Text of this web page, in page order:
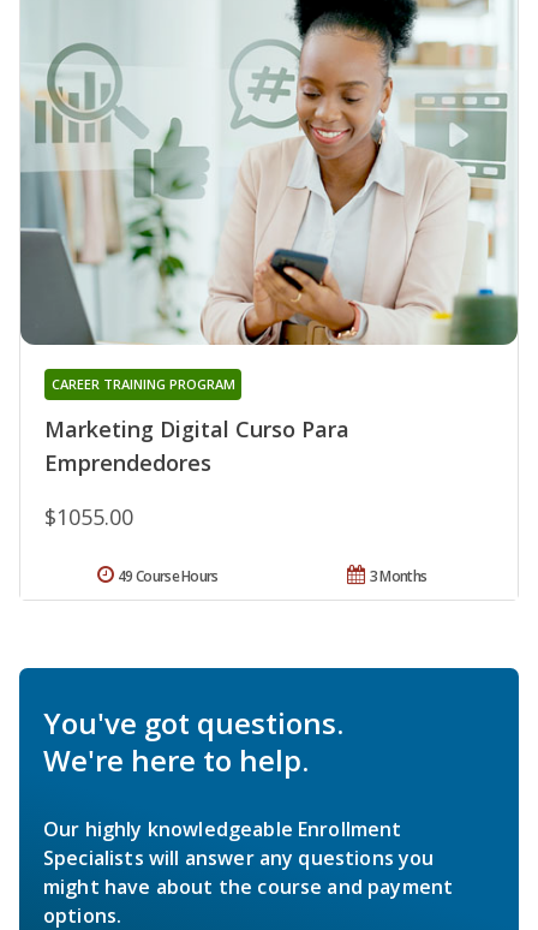
Marketing Digital Curso Para
Emprendedores
CAREER TRAINING PROGRAM
$1055.00
3 Months
49 Course Hours
You've got questions.
We're here to help.
Our highly knowledgeable Enrollment
Specialists will answer any questions you
might have about the course and payment
options.